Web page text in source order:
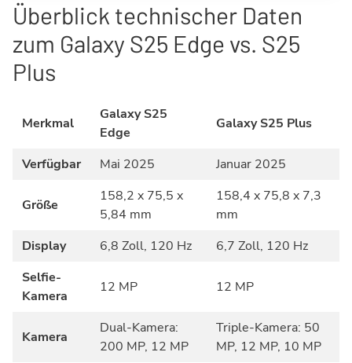
Überblick technischer Daten
zum Galaxy S25 Edge vs. S25
Plus
Merkmal
Galaxy S25
Edge
Galaxy S25 Plus
Verfügbar Mai 2025 Januar 2025
Größe
158,2 x 75,5 x
5,84 mm
158,4 x 75,8 x 7,3
mm
Display
6,8 Zoll, 120 Hz
6,7 Zoll, 120 Hz
Selfie-
Kamera
12 MP 12 MP
Kamera
Dual-Kamera:
200 MP, 12 MP
Triple-Kamera: 50
MP, 12 MP, 10 MP